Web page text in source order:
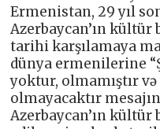
Ermenistan, 29 yıl
Azerbaycan’ın kültür
tarihi karşılamaya
dünya ermenilerine
yoktur, olmamıştır
olmayacaktır
Azerbaycan’ın